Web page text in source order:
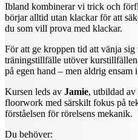
Ibland kombinerar vi trick och
börjar alltid utan klackar för att
du som vill prova med klackar.
För att ge kroppen tid att vänja
träningstillfälle utöver
på egen hand – men aldrig ensam
Kursen leds av Jamie, utbildad
floorwork med särskilt fokus på
förståelsen för rörelsens mekanik.
Du behöver: